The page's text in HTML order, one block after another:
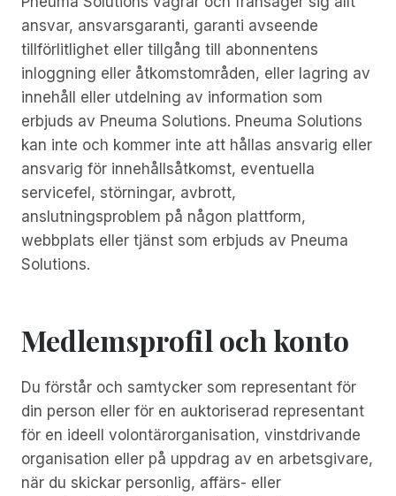
ansvar, ansvarsgaranti, garanti avseende
tillförlitlighet eller tillgång till abonnentens
inloggning eller åtkomstområden, eller lagring av
innehåll eller utdelning av information som
erbjuds av Pneuma Solutions. Pneuma Solutions
kan inte och kommer inte att hållas ansvarig eller
ansvarig för innehållsåtkomst, eventuella
servicefel, störningar, avbrott,
anslutningsproblem på någon plattform,
webbplats eller tjänst som erbjuds av Pneuma
Solutions.
Medlemsprofil och konto
Du förstår och samtycker som representant för
din person eller för en auktoriserad representant
för en ideell volontärorganisation, vinstdrivande
organisation eller på uppdrag av en arbetsgivare,
när du skickar personlig, affärs- eller